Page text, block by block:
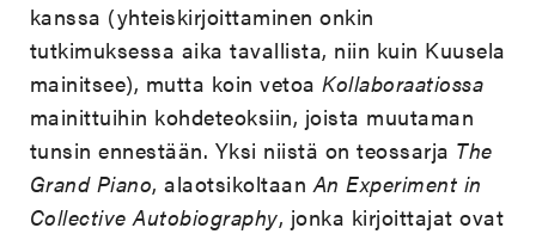
kanssa (yhteiskirjoittaminen onkin
tutkimuksessa aika tavallista, niin kuin Kuusela
mainitsee), mutta koin vetoaKollaboraatiossa
mainittuihin kohdeteoksiin, joista muutaman
tunsin ennestään. Yksi niistä on teossarja The
Grand Piano, alaotsikoltaanAn Experiment in
Collective Autobiography, jonka kirjoittajat ovat